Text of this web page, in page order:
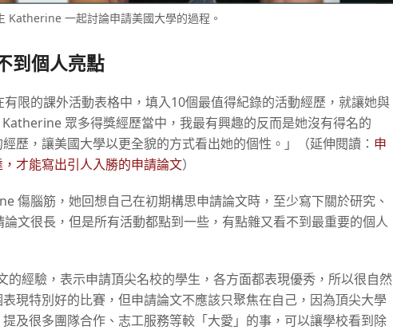
Katherine 一起討論申請美國大學的過程。
到個人亮點
限的課外活動表格中，填入10個最值得紀錄的活動經歷，就讓她與
眾多得獎經歷當中，我最有興趣的反而是她沒有得名的
歷，讓美國大學以更全貌的方式看出她的個性。」（延伸閱讀： 申
才能寫出引人入勝的申請論文）
傷腦筋，她回想自己在初期構思申請論文時，至少寫下關於研究、
文很長，但是所有活動都點到一些，有點雜又看不到最重要的個人
經驗，表示申請頂尖名校的學生，各方面都表現優秀，所以很自然
現特別好的比賽，但申請論文不應該只聚焦在自己，因為頂尖大學
及很多團隊合作、志工服務等較「大愛」的事，可以讓學校看到除